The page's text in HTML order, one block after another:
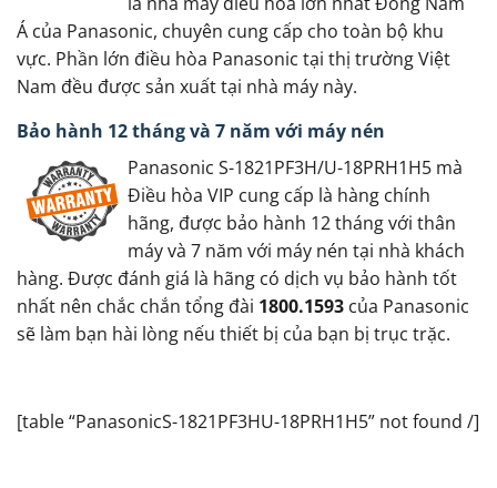
Á của Panasonic, chuyên cung cấp cho toàn bộ khu
vực. Phần lớn điều hòa Panasonic tại thị trường Việt
Nam đều được sản xuất tại nhà máy này.
Bảo hành 12 tháng và 7 năm với máy nén
Panasonic S-1821PF3H/U-18PRH1H5 mà
Điều hòa VIP cung cấp là hàng chính
hãng, được bảo hành 12 tháng với thân
máy và 7 năm với máy nén tại nhà khách
hàng. Được đánh giá là hãng có dịch vụ bảo hành tốt
nhất nên chắc chắn tổng đài 1800.1593 của Panasonic
sẽ làm bạn hài lòng nếu thiết bị của bạn bị trục trặc.
[table “PanasonicS-1821PF3HU-18PRH1H5” not found /]